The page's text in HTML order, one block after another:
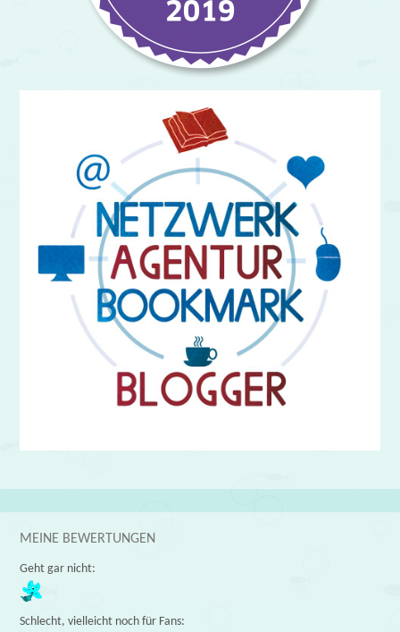
MEINE BEWERTUNGEN
Geht gar nicht:
Schlecht, vielleicht noch für Fans: